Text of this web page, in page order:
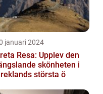
januari 2024
Resa: Upplev den
skönheten i
största ö